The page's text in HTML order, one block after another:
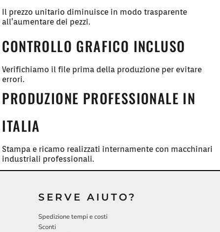
Il prezzo unitario diminuisce in modo trasparente
all’aumentare dei pezzi.
CONTROLLO GRAFICO INCLUSO
Verifichiamo il file prima della produzione per evitare
errori.
PRODUZIONE PROFESSIONALE IN
ITALIA
Stampa e ricamo realizzati internamente con macchinari
industriali professionali.
SERVE AIUTO?
Spedizione tempi e costi
Sconti